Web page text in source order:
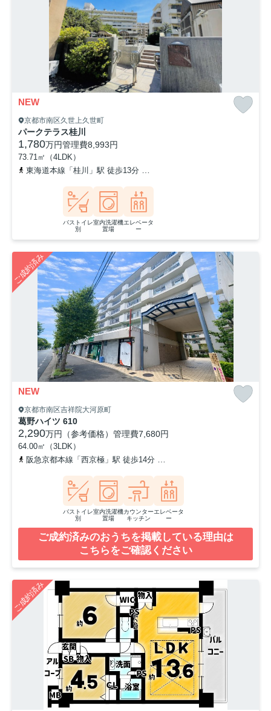
NEW
京都市南区久世上久世町
パークテラス桂川
1,780万円管理費8,993円
73.71㎡（4LDK）
東海道本線「桂川」駅 徒歩13分
バストイレ
別
室内洗濯機
置場
エレベータ
ー
ご成約済み
NEW
京都市南区吉祥院大河原町
葛野ハイツ 610
2,290万円（参考価格） 管理費7,680円
64.00㎡（3LDK）
阪急京都本線「西京極」駅 徒歩14分
バストイレ
別
室内洗濯機
置場
カウンター
キッチン
エレベータ
ー
ご成約済みのおうちを掲載している理由は
こちらをご確認ください
ご成約済み